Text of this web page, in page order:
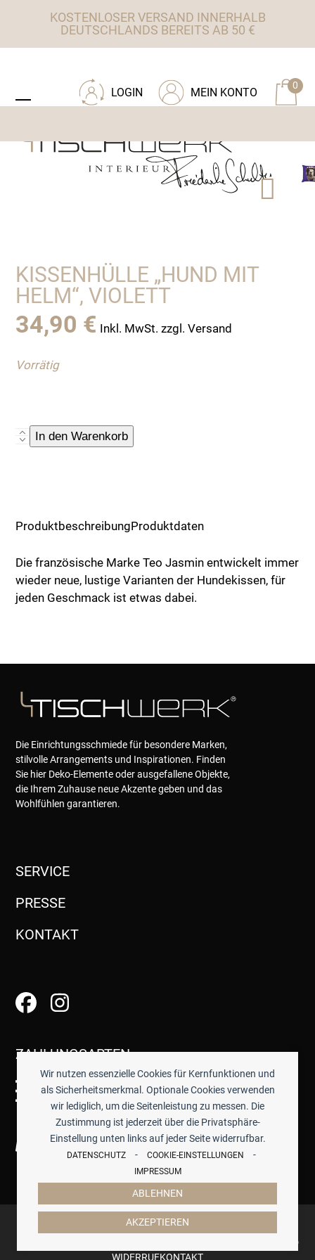
Wir nutzen essenzielle Cookies für Kernfunktionen und
als Sicherheitsmerkmal. Optionale Cookies verwenden
wir lediglich, um die Seitenleistung zu messen. Die
Zustimmung ist jederzeit über die Privatsphäre-
Einstellung unten links auf jeder Seite widerrufbar.
DATENSCHUTZ - COOKIE-EINSTELLUNGEN -
IMPRESSUM
AKZEPTIEREN
ABLEHNEN
KOSTENLOSER VERSAND INNERHALB
DEUTSCHLANDS BEREITS AB 50 €
0
MEIN KONTO
LOGIN
mobile
mobile
KISSENHÜLLE „HUND MIT
HELM“, VIOLETT
34,90 € Inkl. MwSt. zzgl. Versand
Vorrätig
Kissenhülle
Menge
In den Warenkorb
ProduktbeschreibungProduktdaten
Die französische Marke Teo Jasmin entwickelt immer
wieder neue, lustige Varianten der Hundekissen, für
jeden Geschmack ist etwas dabei.
Die Einrichtungsschmiede für besondere Marken,
stilvolle Arrangements und Inspirationen. Finden
Sie hier Deko-Elemente oder ausgefallene Objekte,
die Ihrem Zuhause neue Akzente geben und das
Wohlfühlen garantieren.
SERVICE
PRESSE
KONTAKT
ZAHLUNGSARTEN
© 2026 -TISCHWERK- ALLE PREISE INKL. GESETZTL.
MWST.
ZAHLUNG & VERSAND
WIDERRUFKONTAKT